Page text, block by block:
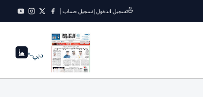
تسجيل الدخول|تسجيل حساب
دبي--°